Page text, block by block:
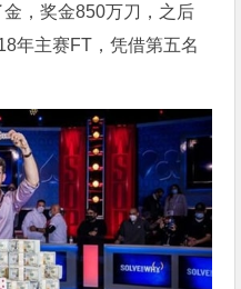
，奖金850万刀，之后
年主赛FT，凭借第五名